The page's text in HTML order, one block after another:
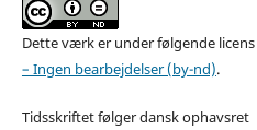
Dette værk er under følgende licens
– Ingen bearbejdelser (by-nd).
Tidsskriftet følger dansk ophavsret